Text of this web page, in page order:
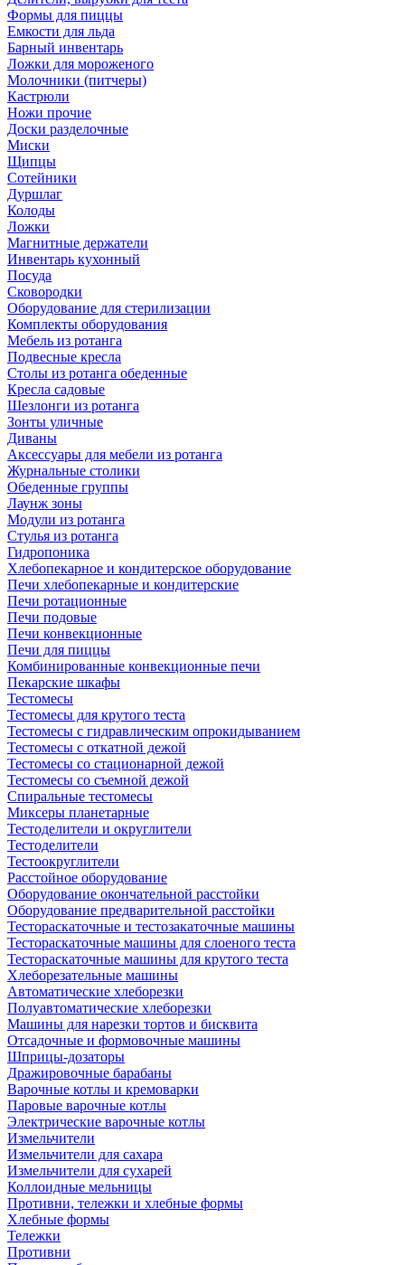
Формы для пиццы
Емкости для льда
Барный инвентарь
Ложки для мороженого
Молочники (питчеры)
Кастрюли
Ножи прочие
Доски разделочные
Миски
Щипцы
Сотейники
Дуршлаг
Колоды
Ложки
Магнитные держатели
Инвентарь кухонный
Посуда
Сковородки
Оборудование для стерилизации
Комплекты оборудования
Мебель из ротанга
Подвесные кресла
Столы из ротанга обеденные
Кресла садовые
Шезлонги из ротанга
Зонты уличные
Диваны
Аксессуары для мебели из ротанга
Журнальные столики
Обеденные группы
Лаунж зоны
Модули из ротанга
Стулья из ротанга
Гидропоника
Хлебопекарное и кондитерское оборудование
Печи хлебопекарные и кондитерские
Печи ротационные
Печи подовые
Печи конвекционные
Печи для пиццы
Комбинированные конвекционные печи
Пекарские шкафы
Тестомесы
Тестомесы для крутого теста
Тестомесы с гидравлическим опрокидыванием
Тестомесы с откатной дежой
Тестомесы со стационарной дежой
Тестомесы со съемной дежой
Спиральные тестомесы
Миксеры планетарные
Тестоделители и округлители
Тестоделители
Тестоокруглители
Расстойное оборудование
Оборудование окончательной расстойки
Оборудование предварительной расстойки
Тестораскаточные и тестозакаточные машины
Тестораскаточные машины для слоеного теста
Тестораскаточные машины для крутого теста
Хлеборезательные машины
Автоматические хлеборезки
Полуавтоматические хлеборезки
Машины для нарезки тортов и бисквита
Отсадочные и формовочные машины
Шприцы-дозаторы
Дражировочные барабаны
Варочные котлы и кремоварки
Паровые варочные котлы
Электрические варочные котлы
Измельчители
Измельчители для сахара
Измельчители для сухарей
Коллоидные мельницы
Противни, тележки и хлебные формы
Хлебные формы
Тележки
Противни